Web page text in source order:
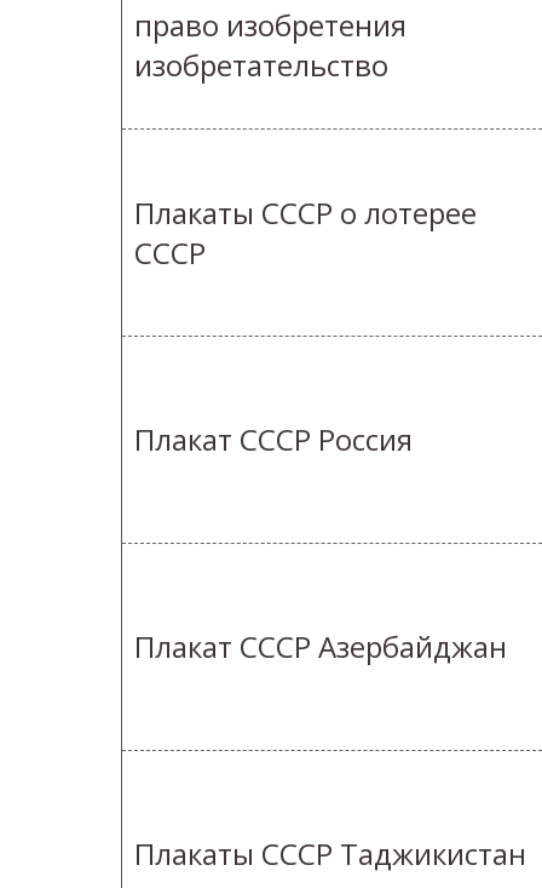
право изобретения
изобретательство
Плакаты СССР о лотерее
СССР
Плакат СССР Россия
Плакат СССР Азербайджан
Плакаты СССР Таджикистан